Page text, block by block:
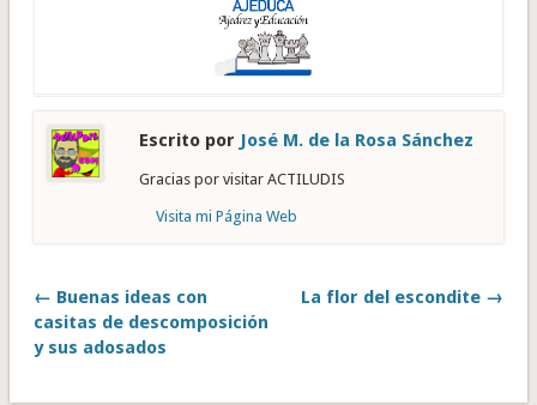
Escrito por José M. de la Rosa Sánchez
Gracias por visitar ACTILUDIS
Visita mi Página Web
← Buenas ideas con
casitas de descomposición
y sus adosados
La flor del escondite →